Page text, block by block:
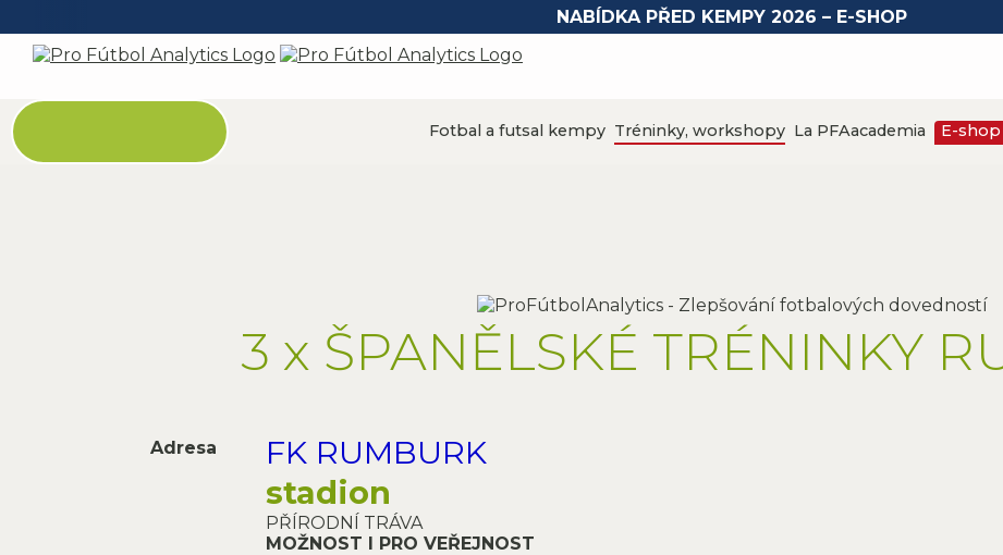
NABÍDKA PŘED KEMPY 2026 – E-SHOP
Fotbal a futsal kempy Tréninky, workshopy La PFAacademia E-shop
3 x ŠPANĚLSKÉ TRÉNINKY
Adresa
FK RUMBURK
stadion
PŘÍRODNÍ TRÁVA
MOŽNOST I PRO VEŘEJNOST